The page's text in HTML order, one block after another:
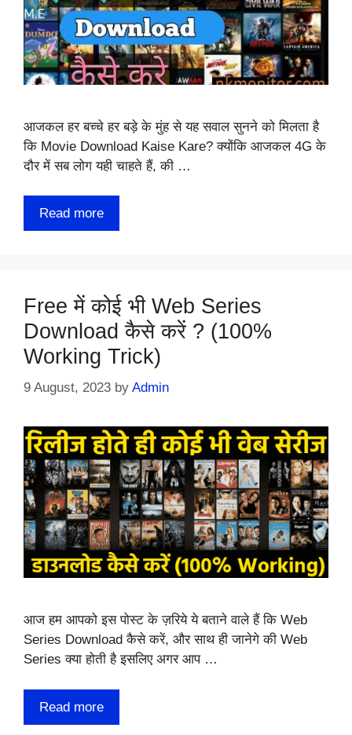
आजकल हर बच्चे हर बड़े के मुंह से यह सवाल सुनने को मिलता है
कि Movie Download Kaise Kare? क्योंकि आजकल 4G के
दौर में सब लोग यही चाहते हैं, की …
Read more
Free में कोई भी Web Series
Download कैसे करें ? (100%
Working Trick)
9 August, 2023 by Admin
आज हम आपको इस पोस्ट के ज़रिये ये बताने वाले हैं कि Web
Series Download कैसे करें, और साथ ही जानेगे की Web
Series क्या होती है इसलिए अगर आप …
Read more